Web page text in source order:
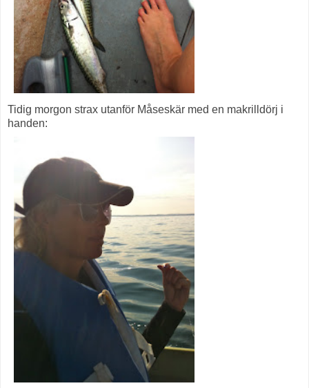
Tidig morgon strax utanför Måseskär med en makrilldörj i
handen: